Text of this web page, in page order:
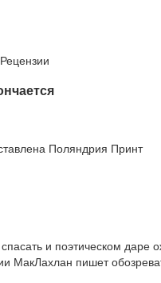
Рецензии
Поляндрия Принт
и поэтическом даре
МакЛахлан пишет